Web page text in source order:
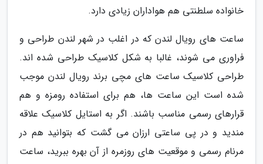
خانواده سلطنتی هم هواداران زیادی دارد.
ساعت های رویال لندن که در اغلب در شهر لندن طراحی و
فراوری می شوند، غالبا به شکل کلاسیک طراحی شده اند.
طراحی کلاسیک ساعت های مچی برند رویال لندن موجب
شده است این ساعت ها، هم برای استفاده رومزه و هم
قرارهای رسمی مناسب باشند. اگر به استایل کلاسیک علاقه
مندید و در پی ساعتی ارزان می گشت که بتوانید هم در
مرنام رسمی و موقعیت های روزمره از آن بهره ببرید، ساعت